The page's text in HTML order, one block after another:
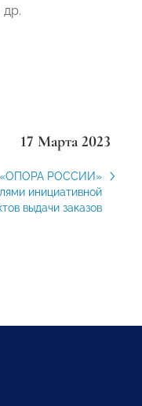
др.
17 Марта 2023
«ОПОРА РОССИИ»
инициативной
выдачи заказов